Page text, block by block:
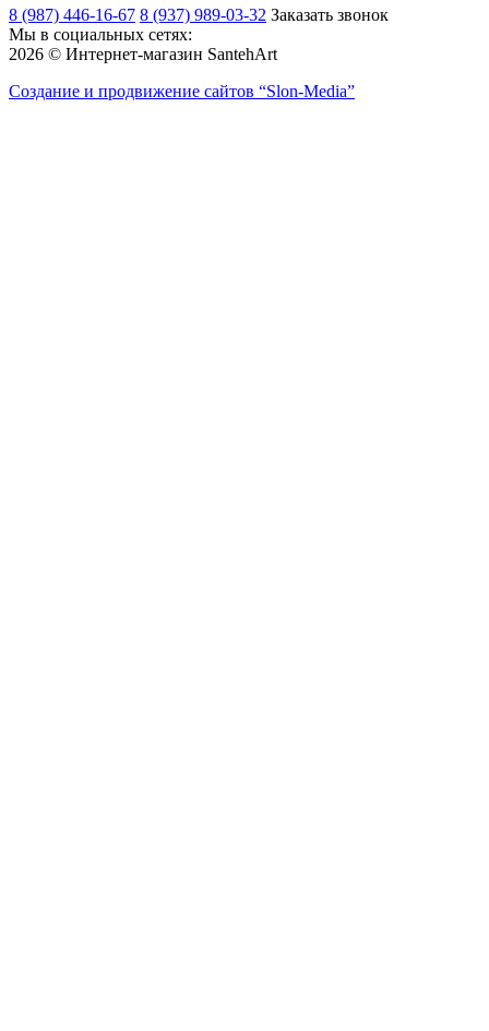
8 (987) 446-16-67 8 (937) 989-03-32 Заказать звонок
Мы в социальных сетях:
2026 © Интернет-магазин SantehArt
Создание и продвижение сайтов “Slon-Media”